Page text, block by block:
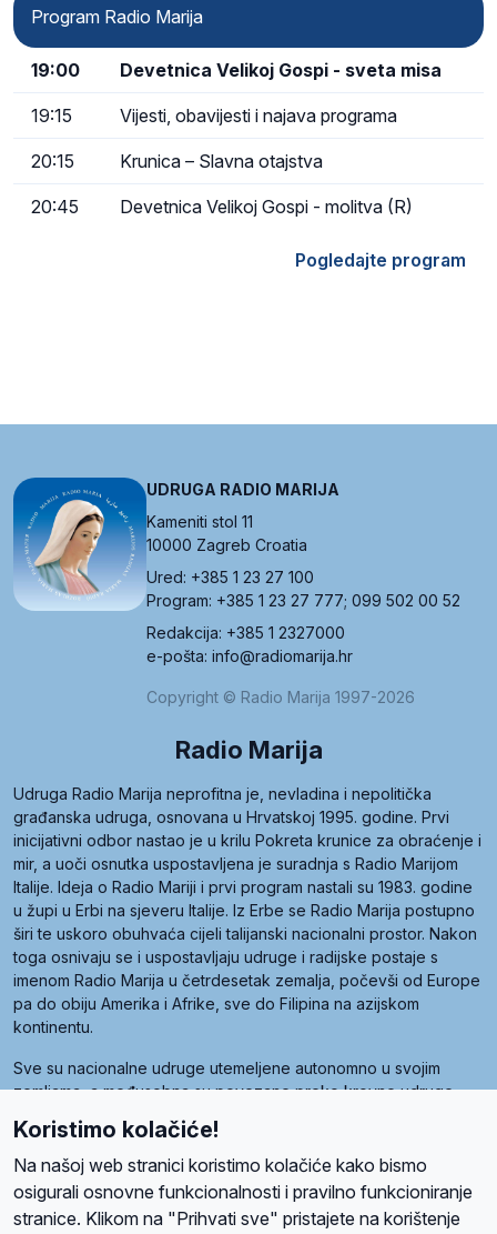
Program Radio Marija
19:00 Devetnica Velikoj Gospi - sveta misa
19:15 Vijesti, obavijesti i najava programa
20:15 Krunica – Slavna otajstva
20:45 Devetnica Velikoj Gospi - molitva (R)
Pogledajte program
UDRUGA RADIO MARIJA
Kameniti stol 11
10000 Zagreb Croatia
Ured: +385 1 23 27 100
Program: +385 1 23 27 777; 099 502 00 52
Redakcija: +385 1 2327000
e-pošta: info@radiomarija.hr
Copyright © Radio Marija 1997-2026
Radio Marija
Udruga Radio Marija neprofitna je, nevladina i nepolitička
građanska udruga, osnovana u Hrvatskoj 1995. godine. Prvi
inicijativni odbor nastao je u krilu Pokreta krunice za obraćenje i
mir, a uoči osnutka uspostavljena je suradnja s Radio Marijom
Italije. Ideja o Radio Mariji i prvi program nastali su 1983. godine
u župi u Erbi na sjeveru Italije. Iz Erbe se Radio Marija postupno
širi te uskoro obuhvaća cijeli talijanski nacionalni prostor. Nakon
toga osnivaju se i uspostavljaju udruge i radijske postaje s
imenom Radio Marija u četrdesetak zemalja, počevši od Europe
pa do obiju Amerika i Afrike, sve do Filipina na azijskom
kontinentu.
Sve su nacionalne udruge utemeljene autonomno u svojim
zemljama, a međusobna su povezane preko krovne udruge
Radio Maria). Svjetsku obitelj utemeljilo je sedam članica, među
kojima je i hrvatska Udruga Radio Marija.
Koristimo kolačiće!
Na našoj web stranici koristimo kolačiće kako bismo
osigurali osnovne funkcionalnosti i pravilno funkcioniranje
stranice. Klikom na "Prihvati sve" pristajete na korištenje